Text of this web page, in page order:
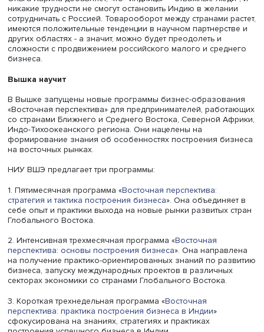
Фото: iStock
Также индийские женщины считают, что в России
развита индустрия красоты. Соответственно, бизнес в
сфере был бы очень популярен.
Индийские потребители уважают русскую культуру и не
пробовать новое. Наир Девадатан привел в пример
российских бизнесменов, которые смогли успешно
обосноваться на рынке с такими продуктами как торт